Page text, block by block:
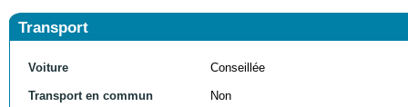
Transport
Voiture Conseillée
Transport en commun Non